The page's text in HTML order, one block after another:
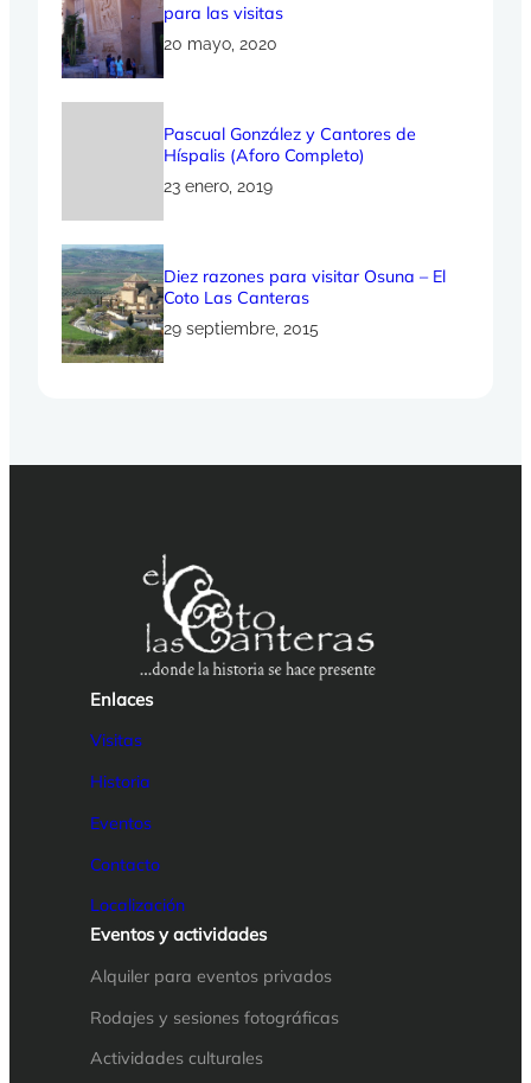
para las visitas
20 mayo, 2020
Pascual González y Cantores de
Híspalis (Aforo Completo)
23 enero, 2019
Diez razones para visitar Osuna – El
Coto Las Canteras
29 septiembre, 2015
Enlaces
Visitas
Historia
Eventos
Contacto
Localización
Eventos y actividades
Alquiler para eventos privados
Rodajes y sesiones fotográficas
Actividades culturales